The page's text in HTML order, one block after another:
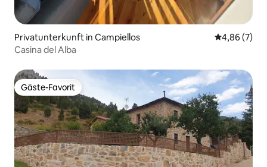
Privatunterkunft in Campiellos
4,86 (7)
Casina del Alba
Gäste-Favorit
Gäste-Favorit